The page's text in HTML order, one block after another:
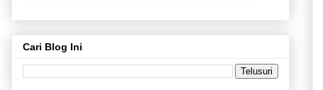
Cari Blog Ini